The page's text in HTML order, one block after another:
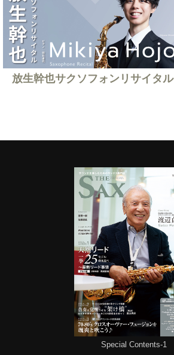
放生幹也サクソフォンリサイタル
Special Contents-1